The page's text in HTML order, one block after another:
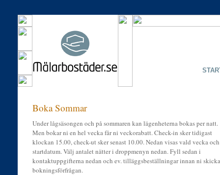
Boka Sommar
Under lågsäsongen och på sommaren kan lägenheterna bokas per natt.
Men bokar ni en hel vecka får ni veckorabatt. Check-in sker tidigast
klockan 15.00, check-ut sker senast 10.00. Nedan visas vald vecka och
startdatum. Välj antalet nätter i droppmenyn nedan. Fyll sedan i
kontaktuppgifterna nedan och ev. tilläggsbeställningar innan ni
bokningsförfrågan.